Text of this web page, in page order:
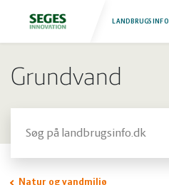
ind
Forside
Fjerkræ
Grise
LANDBRUGSINFO
Grundvand
Natur og vandmiljø